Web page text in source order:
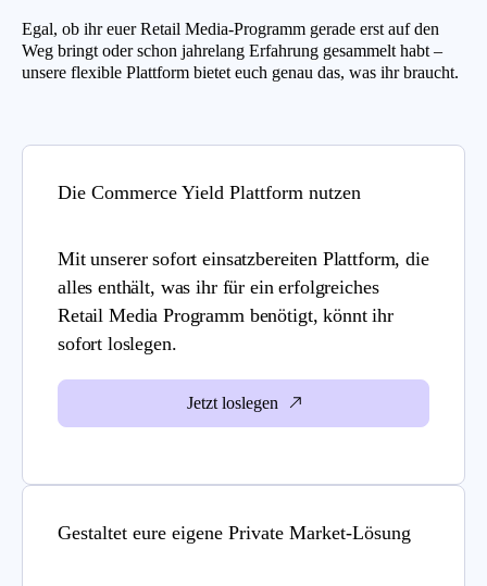
Egal, ob ihr euer Retail Media-Programm gerade erst auf den
Weg bringt oder schon jahrelang Erfahrung gesammelt habt –
unsere flexible Plattform bietet euch genau das, was ihr braucht.
Die Commerce Yield Plattform nutzen
Mit unserer sofort einsatzbereiten Plattform, die
alles enthält, was ihr für ein erfolgreiches
Retail Media Programm benötigt, könnt ihr
sofort loslegen.
Jetzt loslegen
Gestaltet eure eigene Private Market-Lösung